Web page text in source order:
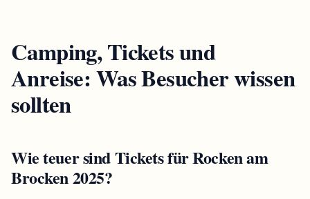
Camping, Tickets und
Anreise: Was Besucher wissen
sollten
Wie teuer sind Tickets für Rocken am
Brocken 2025?